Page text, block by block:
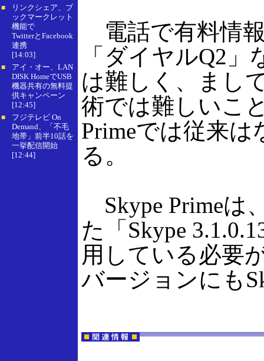
■
リンクシェア、ブ
ックマークレット
機能で
TwitterとFacebook
連携
[14:03]
■
アイ・オー、LAN
DISK HomeでUSB
機器共有の無料提
供キャンペーン
[12:45]
■
フジテレビ On
Demand、「不毛
地帯」前半10話を
一挙配信開始
[12:44]
電話で有料情
「ダイヤルQ2
は難しく、まし
術では難しいこ
Primeでは従来
る。
Skype Primeは
た「Skype
用している必要
バージョンにも